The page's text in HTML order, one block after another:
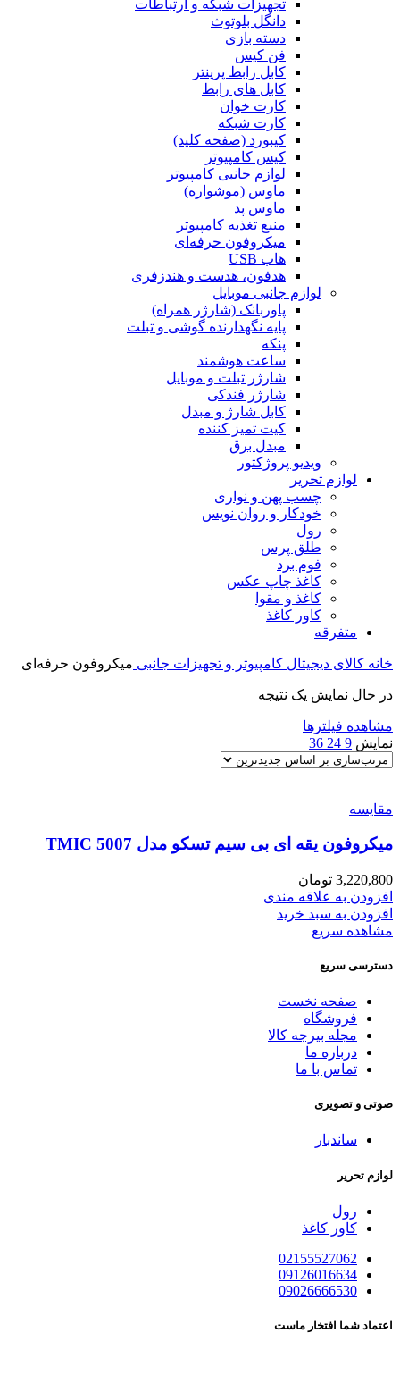
تجهیزات شبکه و ارتباطات
دانگل بلوتوث
دسته بازی
فن کیس
کابل رابط پرینتر
کابل های رابط
کارت خوان
کارت شبکه
کیبورد (صفحه کلید)
کیس کامپیوتر
لوازم جانبی کامپیوتر
ماوس (موشواره)
ماوس پد
منبع تغذیه کامپیوتر
میکروفون حرفه‌ای
هاب USB
هدفون، هدست و هندزفری
لوازم جانبی موبایل
پاوربانک (شارژر همراه)
پایه نگهدارنده گوشی و تبلت
پنکه
ساعت هوشمند
شارژر تبلت و موبایل
شارژر فندکی
کابل شارژ و مبدل
کیت تمیز کننده
مبدل برق
ویدیو پروژکتور
لوازم تحریر
چسب پهن و نواری
خودکار و روان نویس
رول
طلق پرس
فوم برد
کاغذ چاپ عکس
کاغذ و مقوا
کاور کاغذ
متفرقه
خانه کالای دیجیتال کامپیوتر و تجهیزات جانبی میکروفون حرفه‌ای
در حال نمایش یک نتیجه
مشاهده فیلترها
نمایش 9
24
36
مقایسه
میکروفون یقه ای بی سیم تسکو مدل TMIC 5007
3,220,800 تومان
افزودن به علاقه مندی
افزودن به سبد خرید
مشاهده سریع
دسترسی سریع
صفحه نخست
فروشگاه
مجله بیرجه کالا
درباره ما
تماس با ما
صوتی و تصویری
ساندبار
لوازم تحریر
رول
کاور کاغذ
02155527062
09126016634
09026666530
اعتماد شما افتخار ماست